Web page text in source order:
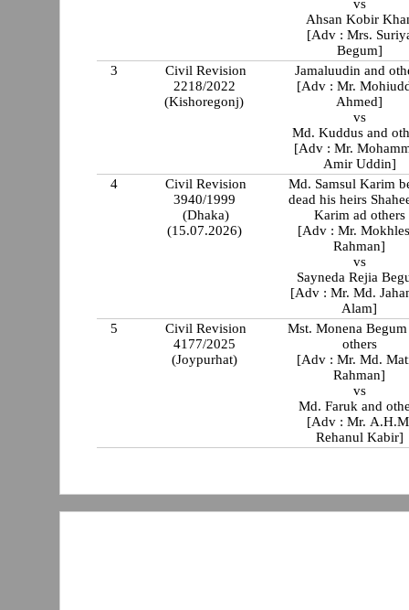
vs
Ahsan Kobir
[Adv : Mrs.
Begum]
3
Civil Revision
2218/2022
(Kishoregonj)
Jamaluudin and
[Adv : Mr.
Ahmed]
vs
Md. Kuddus and
[Adv : Mr.
Amir Uddin]
4
Civil Revision
3940/1999
(Dhaka)
(15.07.2026)
Md. Samsul Karim
dead his heirs
Karim ad others
[Adv : Mr.
Rahman]
vs
Sayneda Rejia
[Adv : Mr. Md.
Alam]
5
Civil Revision
4177/2025
(Joypurhat)
Mst. Monena
others
[Adv : Mr. Md.
Rahman]
vs
Md. Faruk and
[Adv : Mr.
Rehanul Kabir]